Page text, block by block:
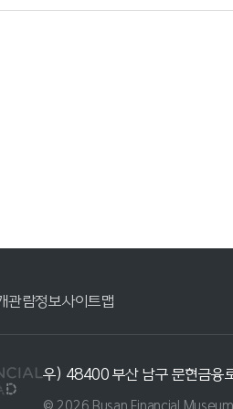
관람정보사이트맵
우) 48400 부산 남구 문현금융
© 2026 Busan Financial